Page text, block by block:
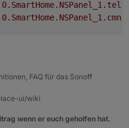
FAQ für das Sonoff
ui/wiki
wenn er euch geholfen hat.